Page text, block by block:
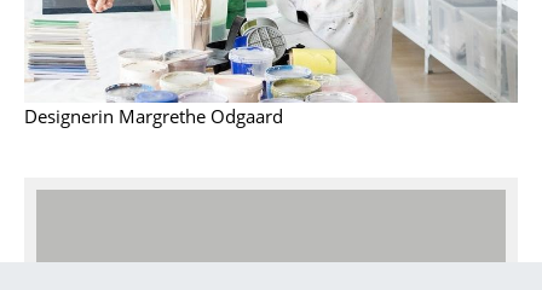
Bodenleuchten
Wandleuchten
Outdoor-Leuchten
Designerin Margrethe Odgaard